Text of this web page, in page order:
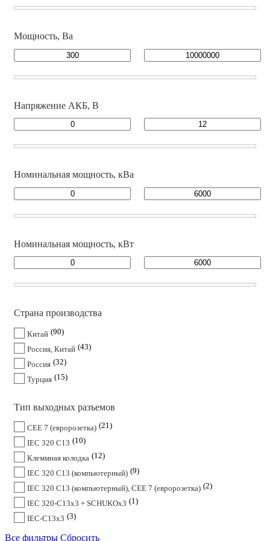
Мощность, Ва
Напряжение АКБ, В
Номинальная мощность, кВа
Номинальная мощность, кВт
Страна производства
Китай 90
Россия, Китай 43
Россия 32
Турция 15
Тип выходных разъемов
CEE 7 (евророзетка) 21
IEC 320 C13
10
Клеммная колодка 12
IEC 320 C13 (компьютерный) 9
IEC 320 C13 (компьютерный), CEE 7 (евророзетка) 2
IEC 320-C13x3 + SCHUKOx3
1
IEC-C13x3 3
Все фильтры Сбросить